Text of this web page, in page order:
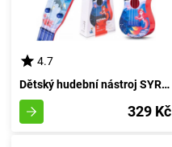
4.7
Dětský hudební nástroj SYRENKA 54 cm
329 Kč